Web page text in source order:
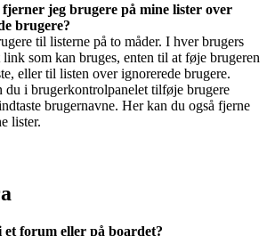
jeg brugere på mine lister over
brugere?
til listerne på to måder. I hver brugers
som kan bruges, enten til at føje brugeren
eller til listen over ignorerede brugere.
du i brugerkontrolpanelet tilføje brugere
brugernavne. Her kan du også fjerne
lister.
et forum eller på boardet?